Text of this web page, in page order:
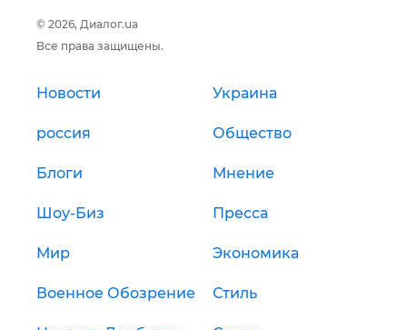
© 2026, Диалог.ua
Все права защищены.
Новости Украина
россия Общество
Блоги Мнение
Шоу-Биз Пресса
Мир Экономика
Военное Обозрение Стиль